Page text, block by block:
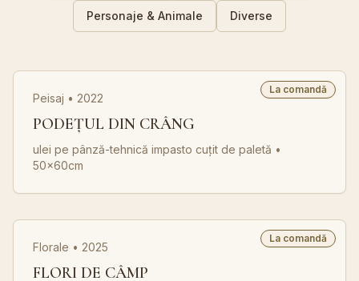
Personaje & Animale Diverse
La comandă
Peisaj • 2022
PODEȚUL DIN CRÂNG
ulei pe pânză-tehnică impasto cuțit de paletă •
50x60cm
La comandă
Florale • 2025
FLORI DE CÂMP